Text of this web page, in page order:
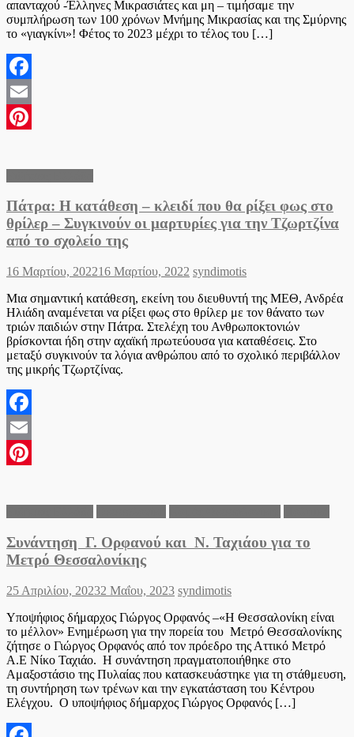
απανταχού -Έλληνες Μικρασιάτες και μη – τιμήσαμε την
συμπλήρωση των 100 χρόνων Μνήμης Μικρασίας και της Σμύρνης
το «γιαγκίνι»! Φέτος το 2023 μέχρι το τέλος του […]
Facebook
Email
Πάτρα: Η κατάθεση – κλειδί που θα ρίξει φως στο
θρίλερ – Συγκινούν οι μαρτυρίες για την Τζωρτζίνα
από το σχολείο της
Posted
16 Μαρτίου, 202216 Μαρτίου, 2022 Author
syndimotis
Μια σημαντική κατάθεση, εκείνη του διευθυντή της ΜΕΘ, Ανδρέα
Ηλιάδη αναμένεται να ρίξει φως στο θρίλερ με τον θάνατο των
τριών παιδιών στην Πάτρα. Στελέχη του Ανθρωποκτονιών
βρίσκονται ήδη στην αχαϊκή πρωτεύουσα για καταθέσεις. Στο
μεταξύ συγκινούν τα λόγια ανθρώπου από το σχολικό περιβάλλον
της μικρής Τζωρτζίνας.
Facebook
Email
Συνάντηση Γ. Ορφανού και Ν. Ταχιάου για το
Μετρό Θεσσαλονίκης
Posted
25 Απριλίου, 20232 Μαΐου, 2023 Author
syndimotis
Υποψήφιος δήμαρχος Γιώργος Ορφανός –«Η Θεσσαλονίκη είναι
το μέλλον» Ενημέρωση για την πορεία του Μετρό Θεσσαλονίκης
ζήτησε ο Γιώργος Ορφανός από τον πρόεδρο της Αττικό Μετρό
Α.Ε Νίκο Ταχιάο. Η συνάντηση πραγματοποιήθηκε στο
Αμαξοστάσιο της Πυλαίας που κατασκευάστηκε για τη στάθμευση,
τη συντήρηση των τρένων και την εγκατάσταση του Κέντρου
Ελέγχου. Ο υποψήφιος δήμαρχος Γιώργος Ορφανός […]